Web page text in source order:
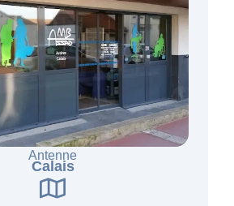
Antenne
Calais